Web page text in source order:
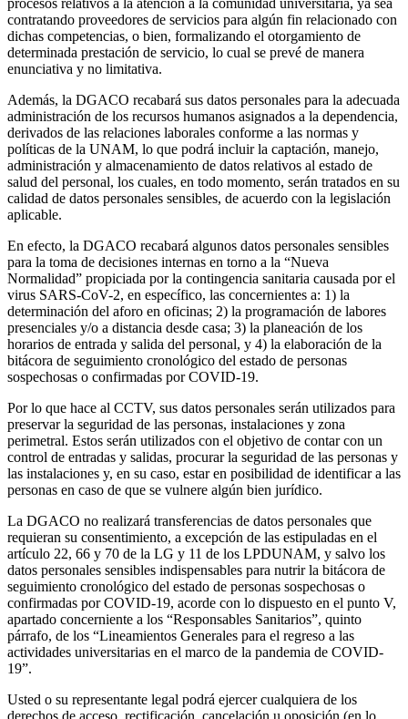
procesos relativos a la atención a la comunidad universitaria, ya sea
contratando proveedores de servicios para algún fin relacionado con
dichas competencias, o bien, formalizando el otorgamiento de
determinada prestación de servicio, lo cual se prevé de manera
enunciativa y no limitativa.
Además, la DGACO recabará sus datos personales para la adecuada
administración de los recursos humanos asignados a la dependencia,
derivados de las relaciones laborales conforme a las normas y
políticas de la UNAM, lo que podrá incluir la captación, manejo,
administración y almacenamiento de datos relativos al estado de
salud del personal, los cuales, en todo momento, serán tratados en su
calidad de datos personales sensibles, de acuerdo con la legislación
aplicable.
En efecto, la DGACO recabará algunos datos personales sensibles
para la toma de decisiones internas en torno a la “Nueva
Normalidad” propiciada por la contingencia sanitaria causada por el
virus SARS-CoV-2, en específico, las concernientes a: 1) la
determinación del aforo en oficinas; 2) la programación de labores
presenciales y/o a distancia desde casa; 3) la planeación de los
horarios de entrada y salida del personal, y 4) la elaboración de la
bitácora de seguimiento cronológico del estado de personas
sospechosas o confirmadas por COVID-19.
Por lo que hace al CCTV, sus datos personales serán utilizados para
preservar la seguridad de las personas, instalaciones y zona
perimetral. Estos serán utilizados con el objetivo de contar con un
control de entradas y salidas, procurar la seguridad de las personas y
las instalaciones y, en su caso, estar en posibilidad de identificar a las
personas en caso de que se vulnere algún bien jurídico.
La DGACO no realizará transferencias de datos personales que
requieran su consentimiento, a excepción de las estipuladas en el
artículo 22, 66 y 70 de la LG y 11 de los LPDUNAM, y salvo los
datos personales sensibles indispensables para nutrir la bitácora de
seguimiento cronológico del estado de personas sospechosas o
confirmadas por COVID-19, acorde con lo dispuesto en el punto V,
apartado concerniente a los “Responsables Sanitarios”, quinto
párrafo, de los “Lineamientos Generales para el regreso a las
actividades universitarias en el marco de la pandemia de COVID-
19”.
Usted o su representante legal podrá ejercer cualquiera de los